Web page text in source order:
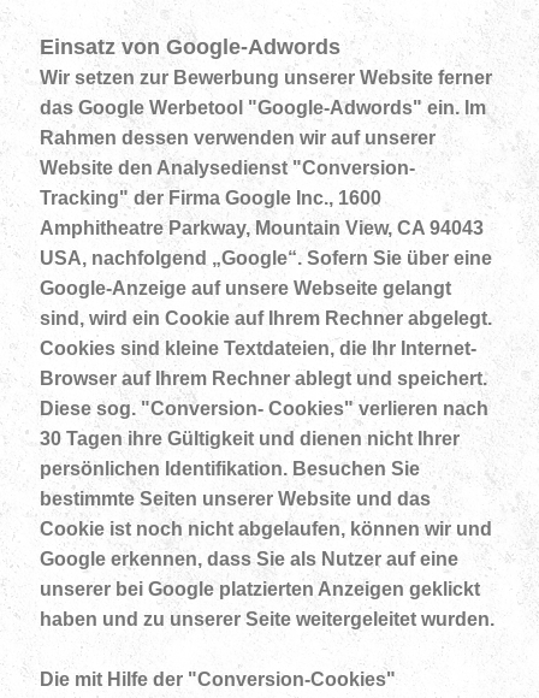
Einsatz von Google-Adwords
Wir setzen zur Bewerbung unserer Website ferner
das Google Werbetool "Google-Adwords" ein. Im
Rahmen dessen verwenden wir auf unserer
Website den Analysedienst "Conversion-
Tracking" der Firma Google Inc., 1600
Amphitheatre Parkway, Mountain View, CA 94043
USA, nachfolgend „Google“. Sofern Sie über eine
Google-Anzeige auf unsere Webseite gelangt
sind, wird ein Cookie auf Ihrem Rechner abgelegt.
Cookies sind kleine Textdateien, die Ihr Internet-
Browser auf Ihrem Rechner ablegt und speichert.
Diese sog. "Conversion- Cookies" verlieren nach
30 Tagen ihre Gültigkeit und dienen nicht Ihrer
persönlichen Identifikation. Besuchen Sie
bestimmte Seiten unserer Website und das
Cookie ist noch nicht abgelaufen, können wir und
Google erkennen, dass Sie als Nutzer auf eine
unserer bei Google platzierten Anzeigen geklickt
haben und zu unserer Seite weitergeleitet wurden.
Die mit Hilfe der "Conversion-Cookies"